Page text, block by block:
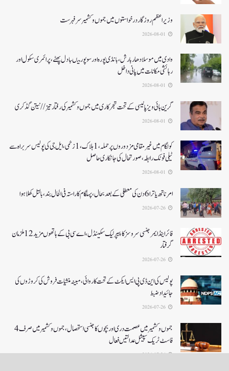
وزیر اعظم روزگار درخواستوں میں جموں و کشمیر سرفہرست
وادی میں موسلادھار بارش،بانڈی پورہ اور سوپور میںبادل پھٹے، پرائمری سکول اور
رہائشی مکانات میں پانی داخل
گرین ہائی ویز پالیسی کے تحت شجرکاری میں جموں و کشمیر کی رفتار تیز// نیتن گڈکری
کولگام میں غیر مقامی مزدوروں پر حملہ،1ہلاک،1زخمی،ایل جی کی پولیس سربراہ سے
ٹیلی فونک رابطہ، صورتحال کی جانکاری حاصل
امرناتھ یاترا 6دن کی معطلی کے بعد بحال،پہلگام کا راستہ فی الحال بند، بالتل کھلا ہوا
فائر اینڈ ایمرجنسی سروسز کا پیپر لیک سکینڈل،اے سی بی کے ہاتھوں مزید 12 ملزمان
گرفتار
پولیس کی این ڈی پی ایس ایکٹ کے تحت کاروائی، مبینہ منشیات فروش کی کروڑوں کی
جائیداد ضبط
جموں و کشمیر میں عصمت دری اور بچوں کا جنسی استحصال،جموں و کشمیر میں صرف 4
فاسٹ ٹریک سپیشل عدالتیں فعال
2026-07-26